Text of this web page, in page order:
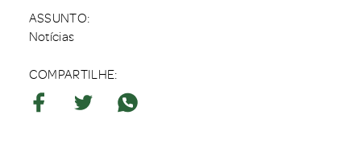
ASSUNTO:
Notícias
COMPARTILHE: